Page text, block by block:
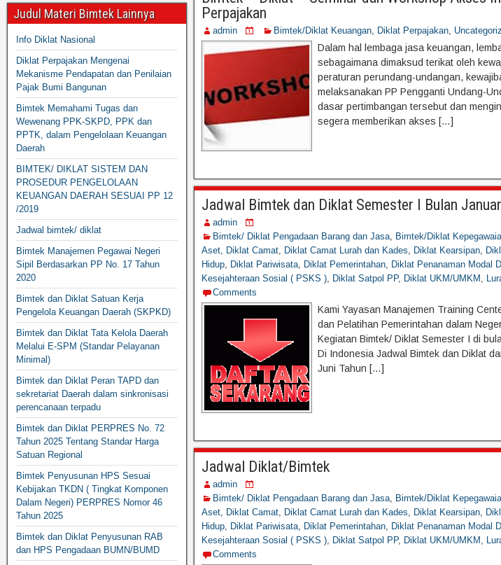
Perpajakan
admin Bimtek/Diklat Keuangan, Diklat Perpajakan,
Dalam hal lembaga jasa keuangan,
sebagaimana dimaksud terikat oleh
peraturan perundang-undangan,
melaksanakan PP Pengganti Undang-
dasar pertimbangan tersebut dan
segera memberikan akses […]
Jadwal Bimtek dan Diklat Semester I Bulan
admin
Bimtek/ Diklat Pengadaan Barang dan Jasa, Bimtek/Diklat
Aset, Diklat Camat, Diklat Camat Lurah dan Kades, Diklat Kearsipan,
Hidup, Diklat Pariwisata, Diklat Pemerintahan, Diklat Penanaman Modal
Kesejahteraan Sosial ( PSKS ), Diklat Satpol PP, Diklat UKM/UMKM ,
Comments
Kami Yayasan Manajemen Training
dan Pelatihan Pemerintahan dalam
Kegiatan Bimtek/ Diklat Semester I di
Di Indonesia Jadwal Bimtek dan Diklat
Juni Tahun […]
Jadwal Diklat/Bimtek
admin
Bimtek/ Diklat Pengadaan Barang dan Jasa, Bimtek/Diklat
Aset, Diklat Camat, Diklat Camat Lurah dan Kades, Diklat Kearsipan,
Hidup, Diklat Pariwisata, Diklat Pemerintahan, Diklat Penanaman Modal
Kesejahteraan Sosial ( PSKS ), Diklat Satpol PP, Diklat UKM/UMKM ,
Comments
Judul Materi Bimtek Lainnya
Info Diklat Nasional
Diklat Perpajakan Mengenai
Mekanisme Pendapatan dan Penilaian
Pajak Bumi Bangunan
Bimtek Memahami Tugas dan
Wewenang PPK-SKPD, PPK dan
PPTK, dalam Pengelolaan Keuangan
Daerah
BIMTEK/ DIKLAT SISTEM DAN
PROSEDUR PENGELOLAAN
KEUANGAN DAERAH SESUAI PP 12
/2019
Jadwal bimtek/ diklat
Bimtek Manajemen Pegawai Negeri
Sipil Berdasarkan PP No. 17 Tahun
2020
Bimtek dan Diklat Satuan Kerja
Pengelola Keuangan Daerah (SKPKD)
Bimtek dan Diklat Tata Kelola Daerah
Melalui E-SPM (Standar Pelayanan
Minimal)
Bimtek dan Diklat Peran TAPD dan
sekretariat Daerah dalam sinkronisasi
perencanaan terpadu
Bimtek dan Diklat PERPRES No. 72
Tahun 2025 Tentang Standar Harga
Satuan Regional
Bimtek Penyusunan HPS Sesuai
Kebijakan TKDN ( Tingkat Komponen
Dalam Negeri) PERPRES Nomor 46
Tahun 2025
Bimtek dan Diklat Penyusunan RAB
dan HPS Pengadaan BUMN/BUMD